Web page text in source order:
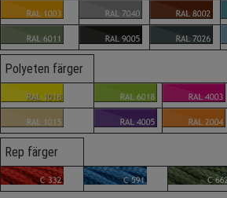
Polyeten färger
Rep färger